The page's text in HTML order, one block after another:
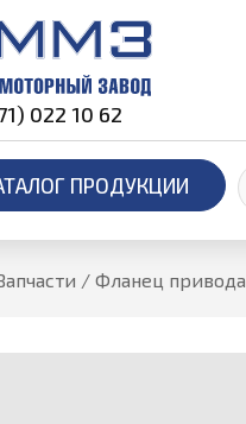
022 10 62
ПРОДУКЦИИ
/ Фланец привода